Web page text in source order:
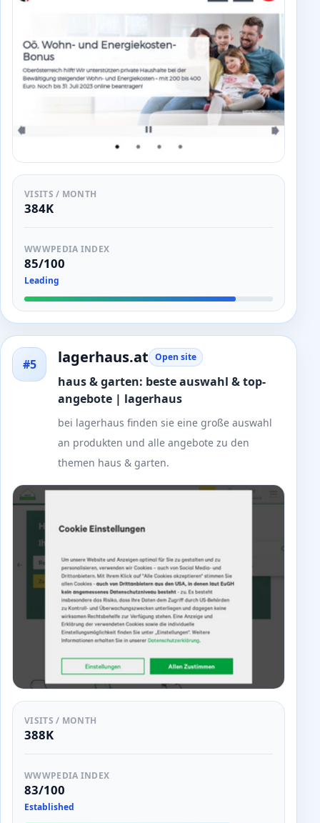
VISITS / MONTH
384K
WWWPEDIA INDEX
85/100
Leading
#5 lagerhaus.at Open site
haus & garten: beste auswahl & top-
angebote | lagerhaus
bei lagerhaus finden sie eine große auswahl
an produkten und alle angebote zu den
themen haus & garten.
VISITS / MONTH
388K
WWWPEDIA INDEX
83/100
Established